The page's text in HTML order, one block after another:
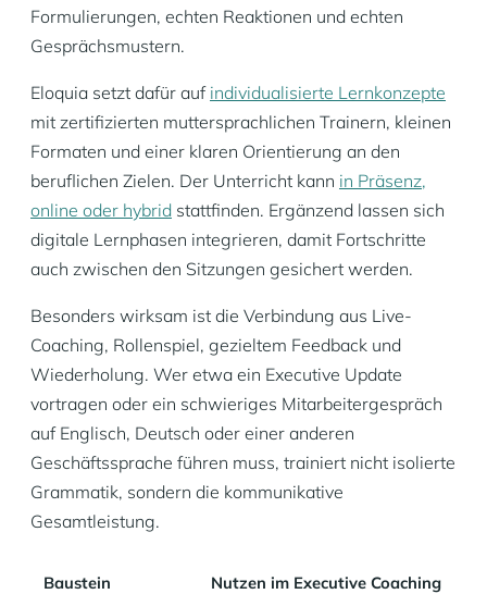
Formulierungen, echten Reaktionen und echten
Gesprächsmustern.
Eloquia setzt dafür auf individualisierte Lernkonzepte
mit zertifizierten muttersprachlichen Trainern, kleinen
Formaten und einer klaren Orientierung an den
beruflichen Zielen. Der Unterricht kann in Präsenz,
online oder hybrid stattfinden. Ergänzend lassen sich
digitale Lernphasen integrieren, damit Fortschritte
auch zwischen den Sitzungen gesichert werden.
Besonders wirksam ist die Verbindung aus Live-
Coaching, Rollenspiel, gezieltem Feedback und
Wiederholung. Wer etwa ein Executive Update
vortragen oder ein schwieriges Mitarbeitergespräch
auf Englisch, Deutsch oder einer anderen
Geschäftssprache führen muss, trainiert nicht isolierte
Grammatik, sondern die kommunikative
Gesamtleistung.
Baustein Nutzen im Executive Coaching